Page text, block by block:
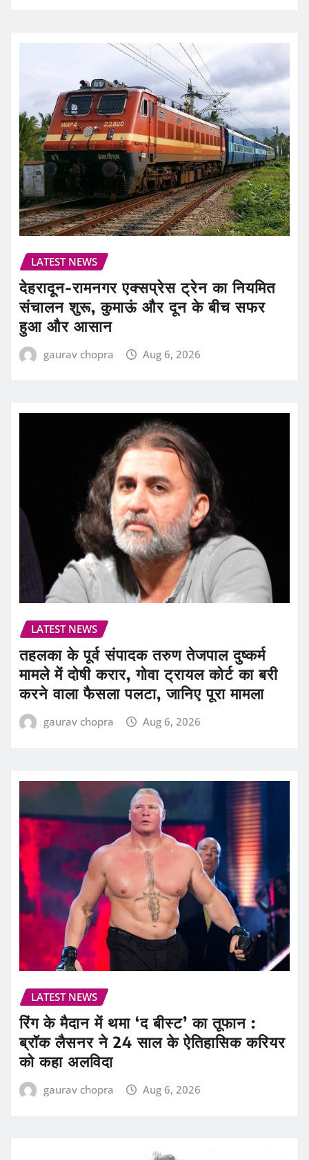
LATEST NEWS
देहरादून-रामनगर एक्सप्रेस ट्रेन का नियमित
संचालन शुरू, कुमाऊं और दून के बीच सफर
हुआ और आसान
gaurav chopra Aug 6, 2026
LATEST NEWS
तहलका के पूर्व संपादक तरुण तेजपाल दुष्कर्म
मामले में दोषी करार, गोवा ट्रायल कोर्ट का बरी
करने वाला फैसला पलटा, जानिए पूरा मामला
gaurav chopra Aug 6, 2026
LATEST NEWS
रिंग के मैदान में थमा ‘द बीस्ट’ का तूफान :
ब्रॉक लैसनर ने 24 साल के ऐतिहासिक करियर
को कहा अलविदा
gaurav chopra Aug 6, 2026